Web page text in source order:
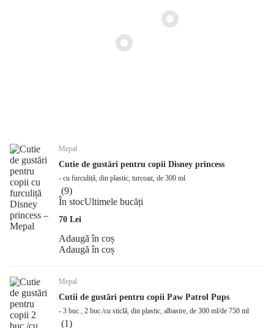
Mepal
Cutie de gustări pentru copii Disney princess
- cu furculiță, din plastic, turcoaz, de 300 ml
(9)
În stocUltimele bucăți
70 Lei
Adaugă în coș
Adaugă în coș
Mepal
Cutii de gustări pentru copii Paw Patrol Pups
- 3 buc., 2 buc./cu sticlă, din plastic, albastre, de 300 ml/de 750 ml
(1)